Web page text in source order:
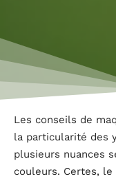
Les conseils de
la particularité des
plusieurs nuances
couleurs. Certes,